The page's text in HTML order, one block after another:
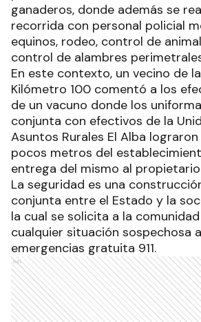
ganaderos, donde además se
recorrida con personal policial
equinos, rodeo, control de
control de alambres
En este contexto, un vecino de
Kilómetro 100 comentó a los
de un vacuno donde los
conjunta con efectivos de la
Asuntos Rurales El Alba
pocos metros del
entrega del mismo al
La seguridad es una
conjunta entre el Estado y la
la cual se solicita a la
cualquier situación sospechosa
emergencias gratuita 911.
Ads